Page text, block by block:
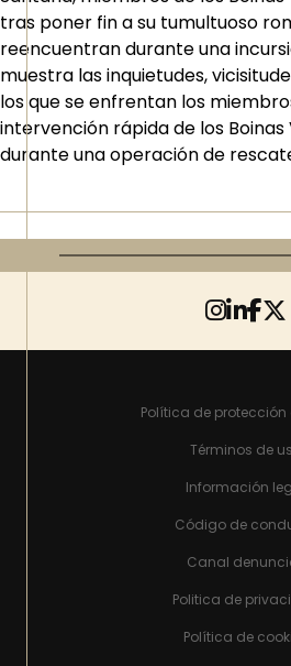
tras poner fin a su tumultuoso
reencuentran durante una
muestra las inquietudes,
los que se enfrentan los
intervención rápida de los
durante una operación de
Política de
Términos de
Información
Código de
Canal
Politica de
Política de